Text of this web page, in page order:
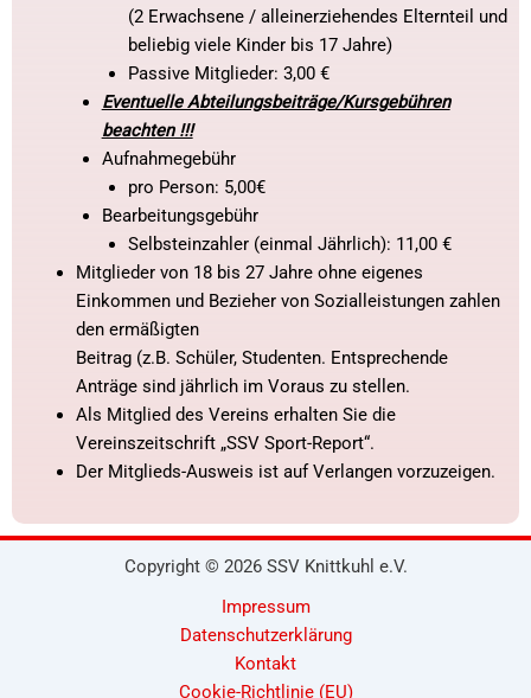
(2 Erwachsene / alleinerziehendes Elternteil und
beliebig viele Kinder bis 17 Jahre)
Passive Mitglieder: 3,00 €
Eventuelle Abteilungsbeiträge/Kursgebühren
beachten !!!
Aufnahmegebühr
pro Person: 5,00€
Bearbeitungsgebühr
Selbsteinzahler (einmal Jährlich): 11,00 €
Mitglieder von 18 bis 27 Jahre ohne eigenes
Einkommen und Bezieher von Sozialleistungen zahlen
den ermäßigten
Beitrag (z.B. Schüler, Studenten. Entsprechende
Anträge sind jährlich im Voraus zu stellen.
Als Mitglied des Vereins erhalten Sie die
Vereinszeitschrift „SSV Sport-Report“.
Der Mitglieds-Ausweis ist auf Verlangen vorzuzeigen.
Copyright © 2026 SSV Knittkuhl e.V.
Impressum
Datenschutzerklärung
Kontakt
Cookie-Richtlinie (EU)